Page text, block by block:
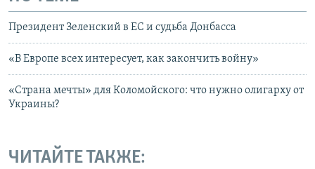
Президент Зеленский в ЕС и судьба Донбасса
«В Европе всех интересует, как закончить войну»
«Страна мечты» для Коломойского: что нужно олигарху от
Украины?
ЧИТАЙТЕ ТАКЖЕ: